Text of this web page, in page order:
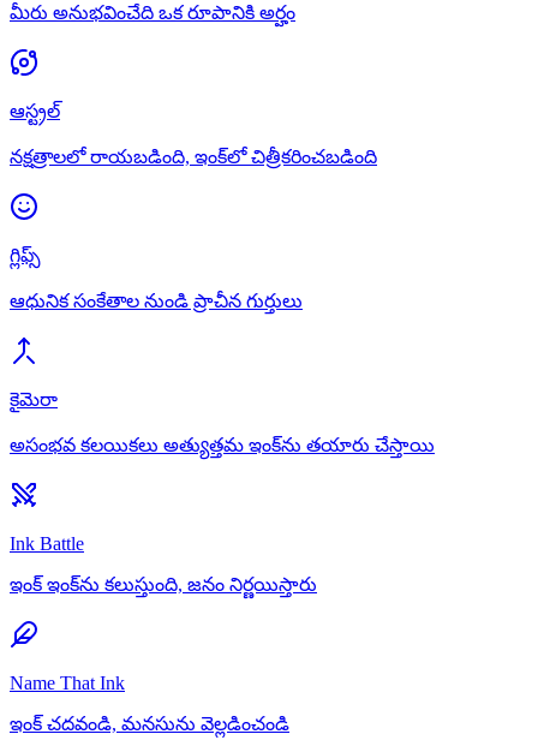
మీరు అనుభవించేది ఒక రూపానికి అర్హం
ఆస్ట్రల్
నక్షత్రాలలో రాయబడింది, ఇంక్‌లో చిత్రీకరించబడింది
గ్లిఫ్స్
ఆధునిక సంకేతాల నుండి ప్రాచీన గుర్తులు
కైమెరా
అసంభవ కలయికలు అత్యుత్తమ ఇంక్‌ను తయారు చేస్తాయి
Ink Battle
ఇంక్ ఇంక్‌ను కలుస్తుంది, జనం నిర్ణయిస్తారు
Name That Ink
ఇంక్ చదవండి, మనసును వెల్లడించండి